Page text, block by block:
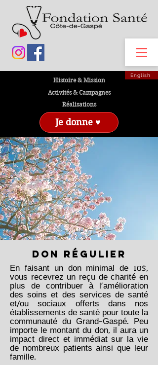
Histoire & Mission
English
Activités & Campagnes
Réalisations
Je donne ♥
DON RÉGULIER
En faisant un don minimal de 10$,
vous recevrez un reçu de charité en
plus de contribuer à l'amélioration
des soins et des services de santé
et/ou sociaux offerts dans nos
établissements de santé pour toute la
communauté du Grand-Gaspé. Peu
importe le montant du don, il aura un
impact direct et immédiat sur la vie
de nombreux patients ainsi que leur
famille.